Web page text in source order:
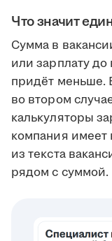
Что значит
Сумма в
или зарплату до
придёт меньше.
во втором
калькуляторы
компания имеет
из текста
рядом с суммой.